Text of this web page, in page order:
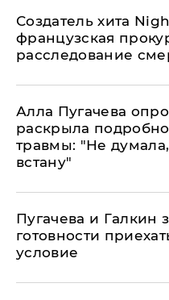
Создатель хита
французская
расследование
Алла Пугачева
раскрыла
травмы: "Не
встану"
Пугачева и Галкин
готовности
условие